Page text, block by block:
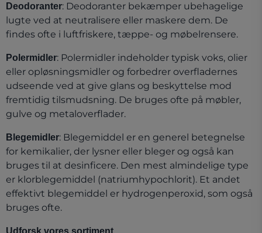
Deodoranter: Deodoranter bekæmper ubehagelige
lugte ved at neutralisere eller maskere dem. De
findes ofte i luftfriskere, tæppe- og møbelrensere.
Polermidler: Polermidler indeholder typisk voks, olier
eller opløsningsmidler og forbedrer overfladernes
udseende ved at give glans og beskyttelse mod
fremtidig tilsmudsning. De bruges ofte på møbler,
gulve og metaloverflader.
Blegemidler: Blegemiddel er en generel betegnelse
for kemikalier, der lysner eller bleger og også kan
bruges til at desinficere. Den mest almindelige type
er klorblegemiddel (natriumhypochlorit). Et andet
effektivt blegemiddel er hydrogenperoxid, som også
bruges ofte.
Udforsk vores sortiment